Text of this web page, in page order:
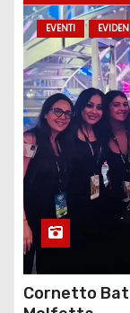
EVENTI
Cornetto